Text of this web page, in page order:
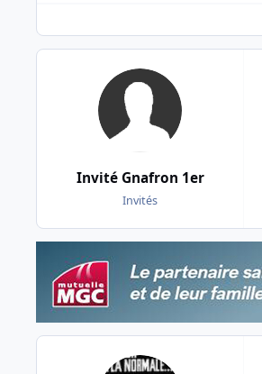
Invité Gnafron 1er
Invités